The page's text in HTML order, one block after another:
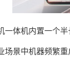
一体机内置一个
场景中机器频繁